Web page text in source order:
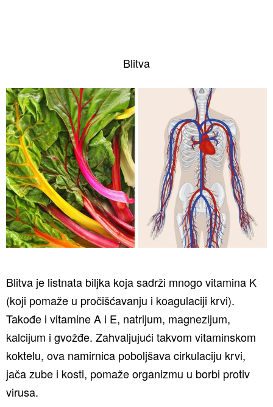
Blitva
Blitva je listnata biljka koja sadrži mnogo vitamina K
(koji pomaže u pročišćavanju i koagulaciji krvi).
Takođe i vitamine A i E, natrijum, magnezijum,
kalcijum i gvožđe. Zahvaljujući takvom vitaminskom
koktelu, ova namirnica poboljšava cirkulaciju krvi,
jača zube i kosti, pomaže organizmu u borbi protiv
virusa.